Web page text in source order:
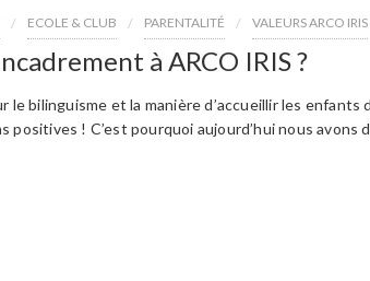
ECOLE & CLUB PARENTALITÉ VALEURS ARCO IRIS
à ARCO IRIS ?
le bilinguisme et la manière d’accueillir les
positives ! C’est pourquoi aujourd’hui nous avons